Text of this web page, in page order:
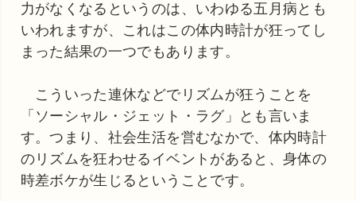
力がなくなるというのは、いわゆる五月病とも
いわれますが、これはこの体内時計が狂ってし
まった結果の一つでもあります。
こういった連休などでリズムが狂うことを
「ソーシャル・ジェット・ラグ」とも言いま
す。つまり、社会生活を営むなかで、体内時計
のリズムを狂わせるイベントがあると、身体の
時差ボケが生じるということです。